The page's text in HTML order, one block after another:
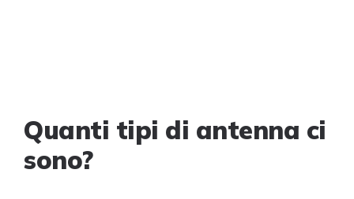
Quanti tipi di antenna ci
sono?